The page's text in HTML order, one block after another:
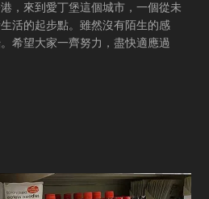
，來到愛丁堡這個城市，一個從未
活的起步點。雖然沒有陌生的感
希望大家一齊努力，盡快適應過